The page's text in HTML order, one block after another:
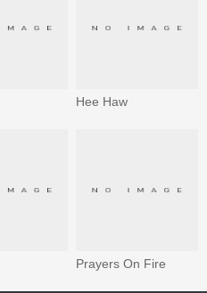
Hee Haw
Prayers On Fire